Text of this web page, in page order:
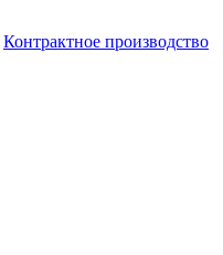
Контрактное производство